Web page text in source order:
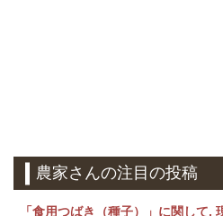
農家さんの注目の投稿
「食用つばき（種子）」に関して,